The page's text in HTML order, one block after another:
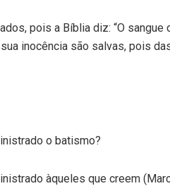
pois a Bíblia diz: “O
inocência são salvas, pois
o batismo?
àqueles que creem